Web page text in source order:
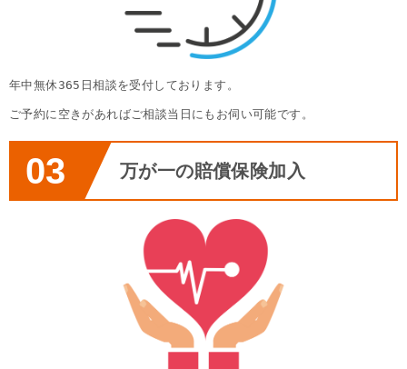
年中無休365日相談を受付しております。
ご予約に空きがあればご相談当日にもお伺い可能です。
03 万が一の賠償保険加入